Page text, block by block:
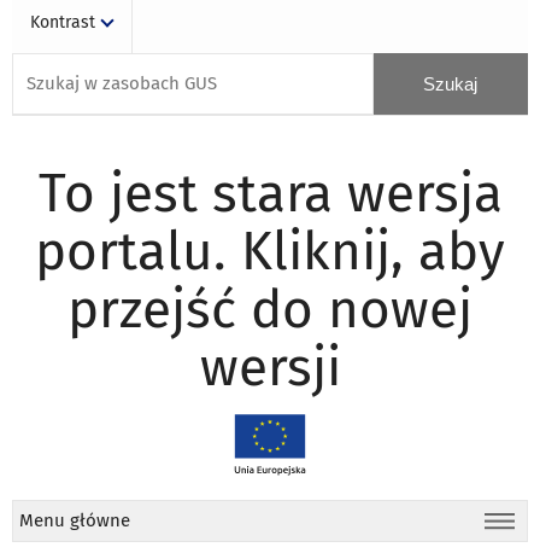
Kontrast
To jest stara wersja
portalu. Kliknij, aby
przejść do nowej
wersji
Menu główne